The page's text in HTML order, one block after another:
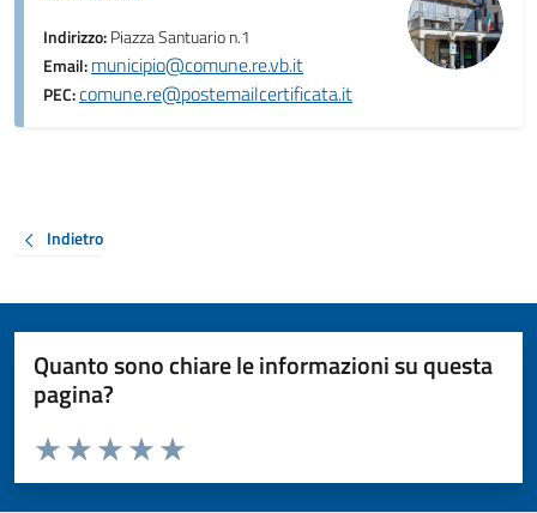
Indirizzo:Piazza Santuario n.1
Email:municipio@comune.re.vb.it
PEC:comune.re@postemailcertificata.it
Indietro
Quanto sono chiare le informazioni su questa
pagina?
Valuta da 1 a 5 stelle la pagina
Valuta 5 stelle su 5
Valuta 4 stelle su 5
Valuta 3 stelle su 5
Valuta 2 stelle su 5
Valuta 1 stelle su 5